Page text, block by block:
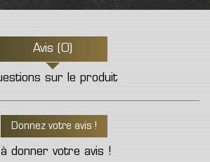
Avis (0)
sur le produit
Donnez votre avis !
donner votre avis !